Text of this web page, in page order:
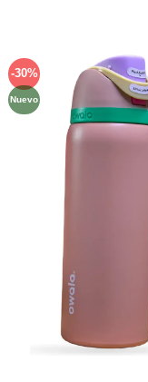
-30%
Nuevo